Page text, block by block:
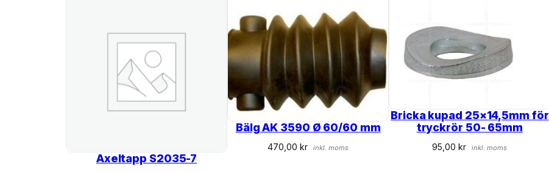
Axeltapp S2035-7
Bälg AK 3590 Ø 60/60 mm
470,00kr inkl. moms
Bricka kupad 25×14,5mm för
tryckrör 50- 65mm
95,00kr inkl. moms